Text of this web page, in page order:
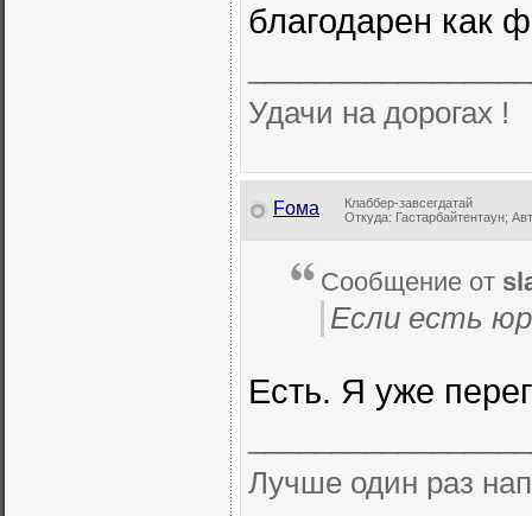
благодарен как
Удачи на дорогах !
Fома
Клаббер-завсегдатай
Откуда: Гастарбайтентаун;
Сообщение от
Если есть
Есть. Я уже
Лучше один раз